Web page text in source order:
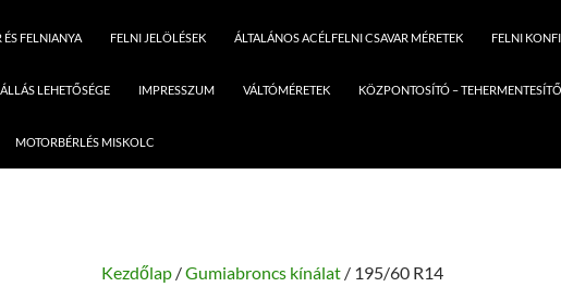
ÉS FELNIANYA FELNI JELÖLÉSEK ÁLTALÁNOS ACÉLFELNI CSAVAR MÉRETEK FELNI
LEHETŐSÉGE IMPRESSZUM VÁLTÓMÉRETEK KÖZPONTOSÍTÓ –
MOTORBÉRLÉS MISKOLC
Kezdőlap /Gumiabroncs kínálat / 195/60 R14